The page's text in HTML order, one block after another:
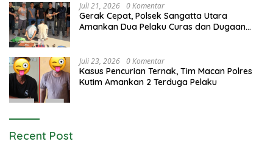
Juli 21, 2026 0 Komentar
Gerak Cepat, Polsek Sangatta Utara
Amankan Dua Pelaku Curas dan Dugaan
Juli 23, 2026 0 Komentar
Kasus Pencurian Ternak, Tim Macan Polres
Kutim Amankan 2 Terduga Pelaku
Recent Post